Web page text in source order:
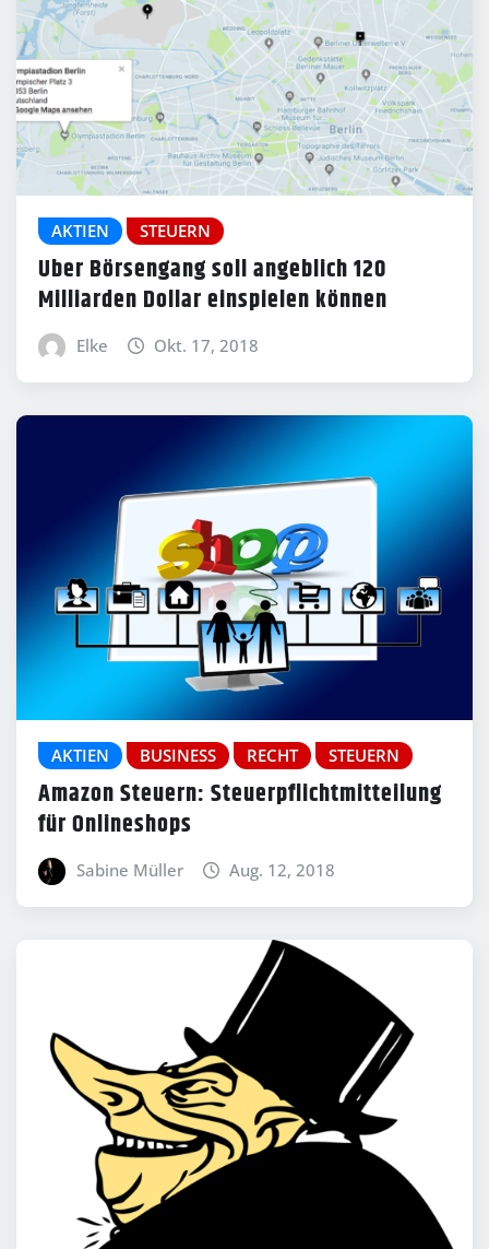
AKTIEN STEUERN
Uber Börsengang soll angeblich 120
Milliarden Dollar einspielen können
Elke Okt. 17, 2018
AKTIEN BUSINESS RECHT STEUERN
Amazon Steuern: Steuerpflichtmitteilung
für Onlineshops
Sabine Müller Aug. 12, 2018